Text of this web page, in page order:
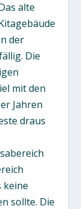
alte
der
Die
mit den
Jahren
draus
keine
sollte. Die